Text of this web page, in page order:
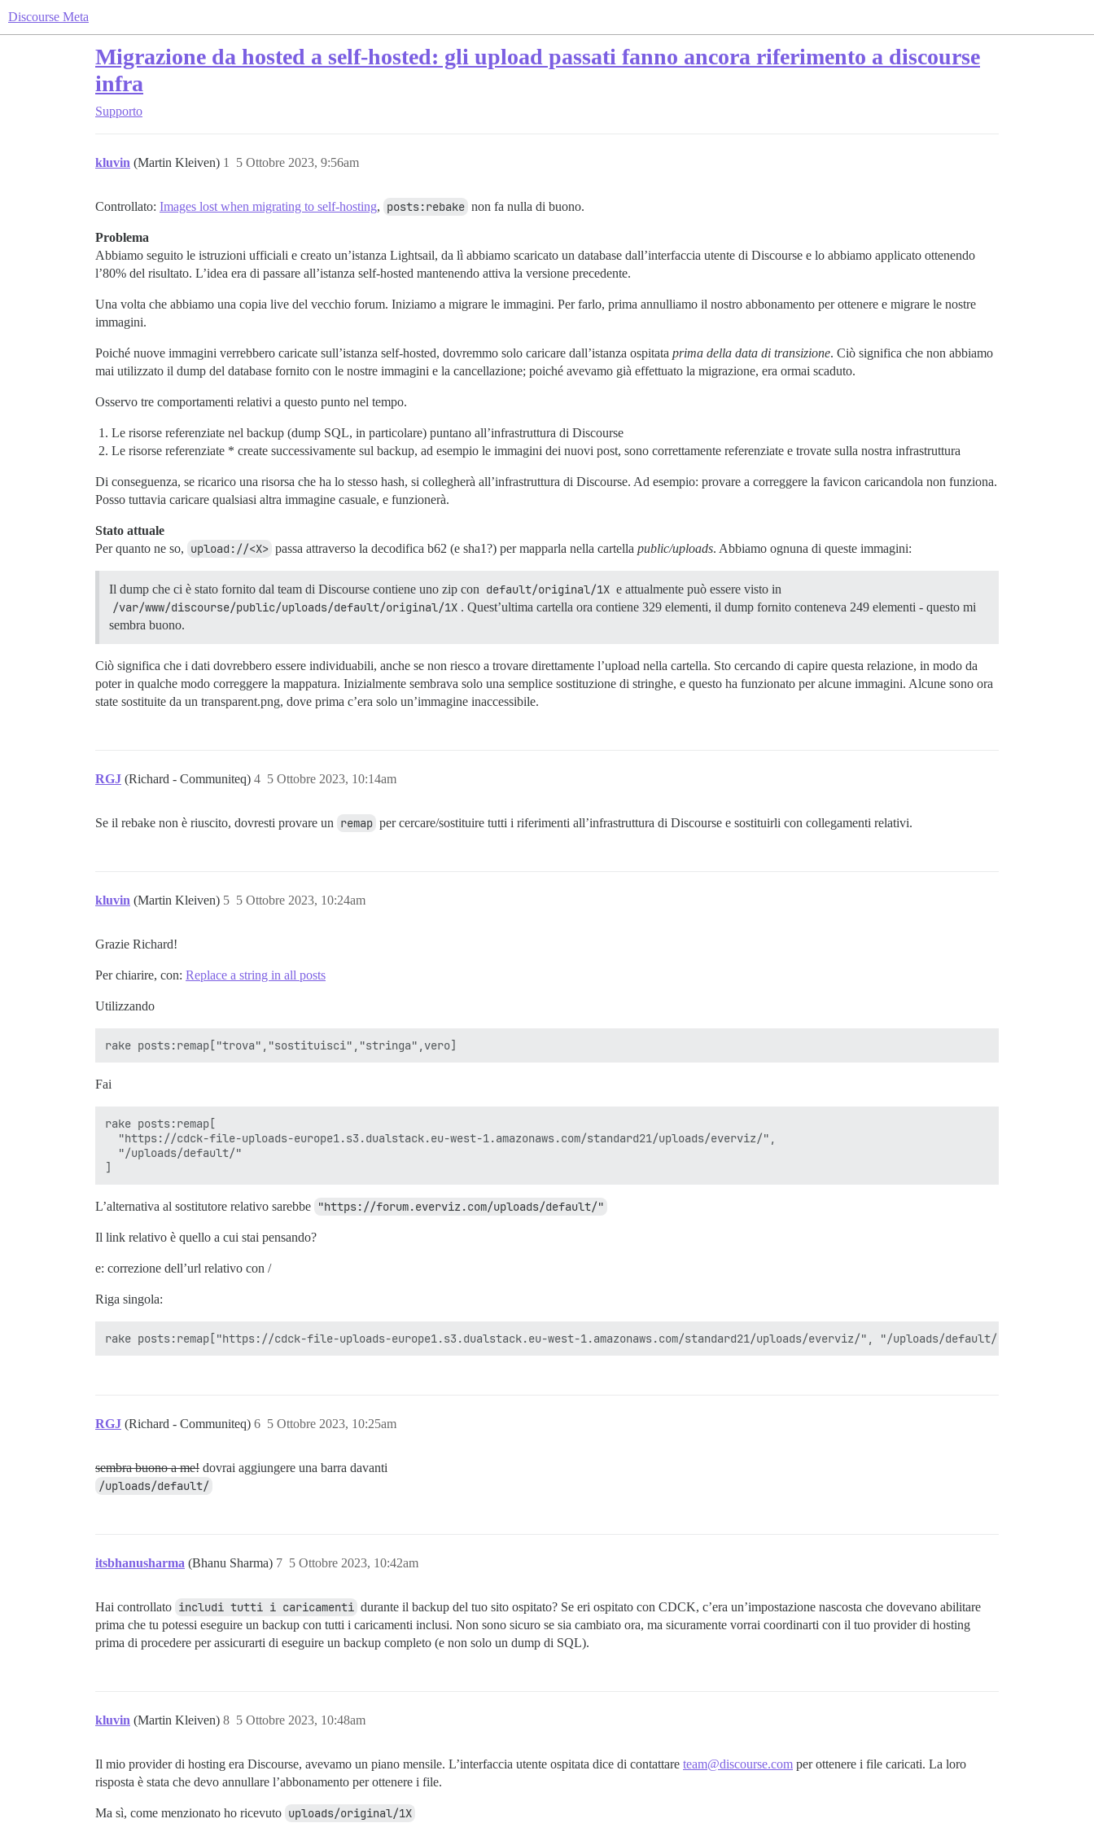
Discourse Meta
Migrazione da hosted a self-hosted: gli upload passati fanno ancora riferimento a discourse
infra
Supporto
kluvin (Martin Kleiven) 5 Ottobre 2023, 9:56am
1
Controllato: Images lost when migrating to self-hosting, posts:rebake non fa nulla di buono.
Problema
Abbiamo seguito le istruzioni ufficiali e creato un’istanza Lightsail, da lì abbiamo scaricato un database dall’interfaccia utente di Discourse e lo abbiamo applicato ottenendo
l’80% del risultato. L’idea era di passare all’istanza self-hosted mantenendo attiva la versione precedente.
Una volta che abbiamo una copia live del vecchio forum. Iniziamo a migrare le immagini. Per farlo, prima annulliamo il nostro abbonamento per ottenere e migrare le nostre
immagini.
Poiché nuove immagini verrebbero caricate sull’istanza self-hosted, dovremmo solo caricare dall’istanza ospitata prima della data di transizione. Ciò significa che non abbiamo
mai utilizzato il dump del database fornito con le nostre immagini e la cancellazione; poiché avevamo già effettuato la migrazione, era ormai scaduto.
Osservo tre comportamenti relativi a questo punto nel tempo.
Le risorse referenziate nel backup (dump SQL, in particolare) puntano all’infrastruttura di Discourse
Le risorse referenziate * create successivamente sul backup, ad esempio le immagini dei nuovi post, sono correttamente referenziate e trovate sulla nostra infrastruttura
Di conseguenza, se ricarico una risorsa che ha lo stesso hash, si collegherà all’infrastruttura di Discourse. Ad esempio: provare a correggere la favicon caricandola non funziona.
Posso tuttavia caricare qualsiasi altra immagine casuale, e funzionerà.
Stato attuale
Per quanto ne so, upload://<X> passa attraverso la decodifica b62 (e sha1?) per mapparla nella cartella public/uploads. Abbiamo ognuna di queste immagini:
Il dump che ci è stato fornito dal team di Discourse contiene uno zip con default/original/1X e attualmente può essere visto in
/var/www/discourse/public/uploads/default/original/1X . Quest’ultima cartella ora contiene 329 elementi, il dump fornito conteneva 249 elementi - questo mi
sembra buono.
Ciò significa che i dati dovrebbero essere individuabili, anche se non riesco a trovare direttamente l’upload nella cartella. Sto cercando di capire questa relazione, in modo da
poter in qualche modo correggere la mappatura. Inizialmente sembrava solo una semplice sostituzione di stringhe, e questo ha funzionato per alcune immagini. Alcune sono ora
state sostituite da un transparent.png, dove prima c’era solo un’immagine inaccessibile.
RGJ (Richard - Communiteq) 5 Ottobre 2023, 10:14am
4
Se il rebake non è riuscito, dovresti provare un remap per cercare/sostituire tutti i riferimenti all’infrastruttura di Discourse e sostituirli con collegamenti relativi.
kluvin (Martin Kleiven) 5 Ottobre 2023, 10:24am
5
Grazie Richard!
Per chiarire, con: Replace a string in all posts
Utilizzando
Fai
rake posts:remap[
  "https://cdck-file-uploads-europe1.s3.dualstack.eu-west-1.amazonaws.com/standard21/uploads/everviz/",
  "/uploads/default/"
L’alternativa al sostitutore relativo sarebbe "https://forum.everviz.com/uploads/default/"
Il link relativo è quello a cui stai pensando?
e: correzione dell’url relativo con /
Riga singola:
RGJ (Richard - Communiteq) 5 Ottobre 2023, 10:25am
6
sembra buono a me! dovrai aggiungere una barra davanti
/uploads/default/
itsbhanusharma (Bhanu Sharma) 5 Ottobre 2023, 10:42am
7
Hai controllato includi tutti i caricamenti durante il backup del tuo sito ospitato? Se eri ospitato con CDCK, c’era un’impostazione nascosta che dovevano abilitare
prima che tu potessi eseguire un backup con tutti i caricamenti inclusi. Non sono sicuro se sia cambiato ora, ma sicuramente vorrai coordinarti con il tuo provider di hosting
prima di procedere per assicurarti di eseguire un backup completo (e non solo un dump di SQL).
kluvin (Martin Kleiven) 5 Ottobre 2023, 10:48am
8
Il mio provider di hosting era Discourse, avevamo un piano mensile. L’interfaccia utente ospitata dice di contattare team@discourse.com per ottenere i file caricati. La loro
risposta è stata che devo annullare l’abbonamento per ottenere i file.
Ma sì, come menzionato ho ricevuto uploads/original/1X